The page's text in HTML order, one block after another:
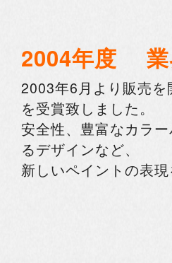
2004年度 業
2003年6月より販売
を受賞致しました。
安全性、豊富なカラ
るデザインなど、
新しいペイントの表